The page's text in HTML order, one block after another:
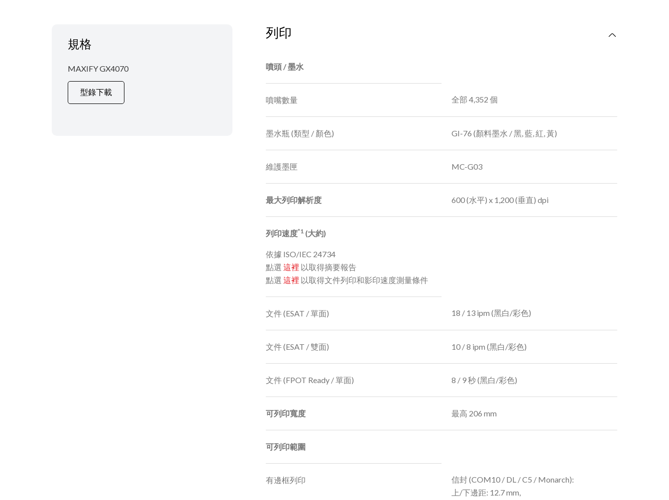
規格
MAXIFY GX4070
型錄下載
列印
噴頭 / 墨水
噴嘴數量 全部 4,352 個
墨水瓶 (類型 / 顏色) GI-76 (顏料墨水 / 黑, 藍, 紅, 黃)
維護墨匣 MC-G03
最大列印解析度 600 (水平) x 1,200 (垂直) dpi
列印速度*1(大約)
依據 ISO/IEC 24734
點選 這裡 以取得摘要報告
點選 這裡 以取得文件列印和影印速度測量條件
文件 (ESAT / 單面) 18 / 13 ipm (黑白/彩色)
文件 (ESAT / 雙面) 10 / 8 ipm (黑白/彩色)
文件 (FPOT Ready / 單面) 8 / 9 秒 (黑白/彩色)
可列印寬度 最高 206 mm
可列印範圍
有邊框列印
信封 (COM10 / DL / C5 / Monarch):
上/下邊距: 12.7 mm,